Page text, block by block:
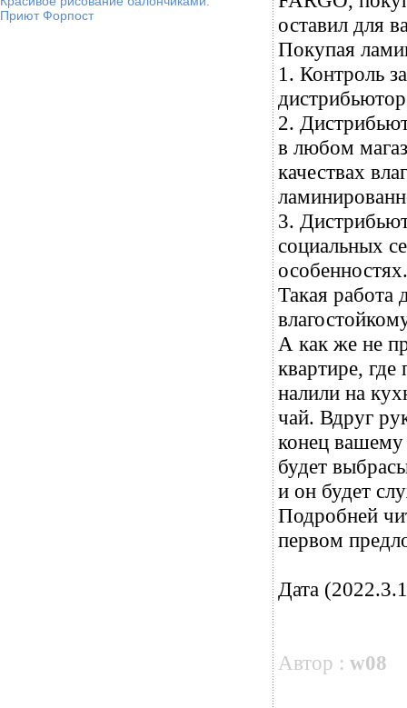
Приют Форпост
оставил для
Покупая
1. Контроль
2.
в любом
качествах
3.
социальных
особенностях.
Такая работа
А как же не
квартире,
налили на
чай. Вдруг
конец
будет
и он будет
Подробней
первом
Дата
Автор : w08